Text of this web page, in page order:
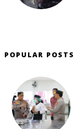
POPULAR POSTS